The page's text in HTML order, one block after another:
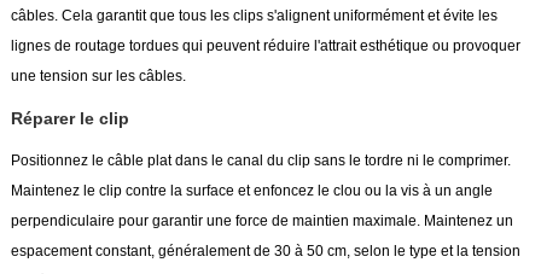
câbles. Cela garantit que tous les clips s'alignent uniformément et évite les
lignes de routage tordues qui peuvent réduire l'attrait esthétique ou provoquer
une tension sur les câbles.
Réparer le clip
Positionnez le câble plat dans le canal du clip sans le tordre ni le comprimer.
Maintenez le clip contre la surface et enfoncez le clou ou la vis à un angle
perpendiculaire pour garantir une force de maintien maximale. Maintenez un
espacement constant, généralement de 30 à 50 cm, selon le type et la tension